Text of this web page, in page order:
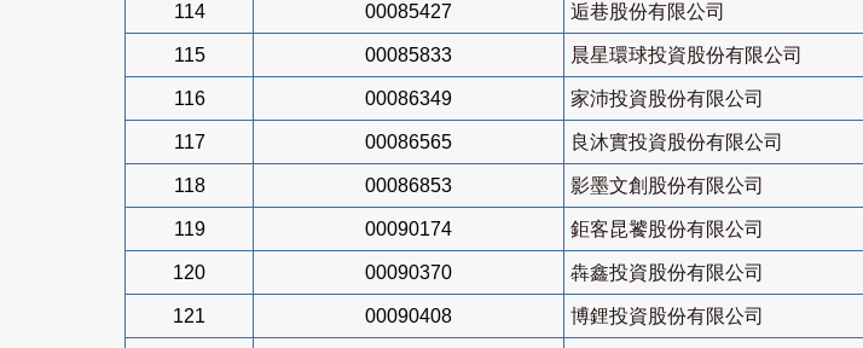
114 00085427 逅巷股份有限公司
115 00085833 晨星環球投資股份有限公司
116 00086349 家沛投資股份有限公司
117 00086565 良沐實投資股份有限公司
118 00086853 影墨文創股份有限公司
119 00090174 鉅客昆饕股份有限公司
120 00090370 犇鑫投資股份有限公司
121 00090408 博鋰投資股份有限公司